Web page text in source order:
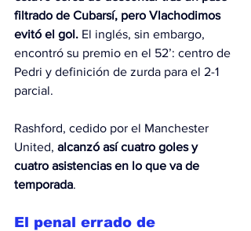
filtrado de Cubarsí, pero Vlachodimos
evitó el gol. El inglés, sin embargo,
encontró su premio en el 52’: centro de
Pedri y definición de zurda para el 2-1
parcial.
Rashford, cedido por el Manchester
United, alcanzó así cuatro goles y
cuatro asistencias en lo que va de
temporada.
El penal errado de